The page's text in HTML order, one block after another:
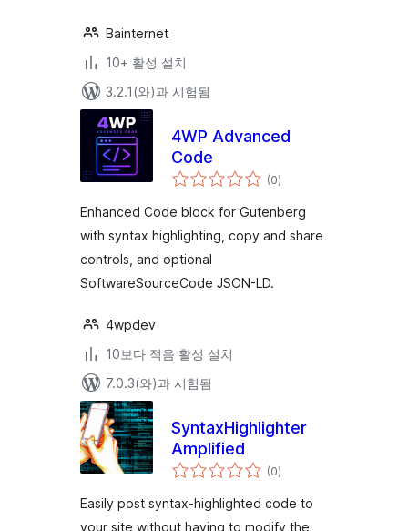
Bainternet
10+ 활성 설치
3.2.1(와)과 시험됨
4WP Advanced
Code
(0전
체
점
)
Enhanced Code block for Gutenberg
with syntax highlighting, copy and share
controls, and optional
SoftwareSourceCode JSON-LD.
4wpdev
10보다 적음 활성 설치
7.0.3(와)과 시험됨
SyntaxHighlighter
Amplified
(0전
체
점
)
Easily post syntax-highlighted code to
your site without having to modify the